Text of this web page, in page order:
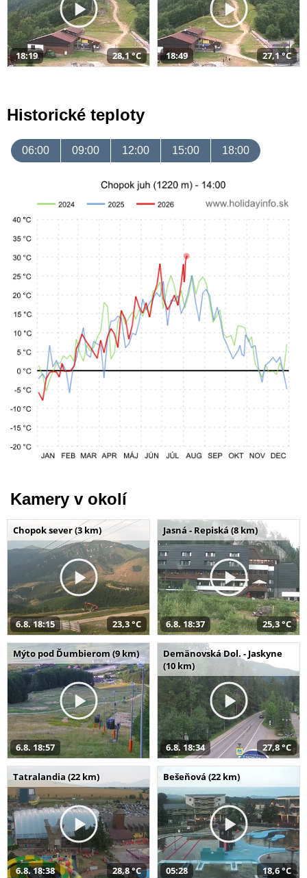
18:19 28,1 °C 18:49 27,1 °C
Historické teploty
06:00 09:00 12:00 15:00 18:00
Kamery v okolí
Chopok sever (3 km)
6.8. 18:15 23,3 °C
Jasná - Repiská (8 km)
6.8. 18:37 25,3 °C
Mýto pod Ďumbierom (9 km)
6.8. 18:57
Demänovská Dol. - Jaskyne
(10 km)
6.8. 18:34 27,8 °C
Tatralandia (22 km)
6.8. 18:38 28,8 °C
Bešeňová (22 km)
05:28 18,6 °C